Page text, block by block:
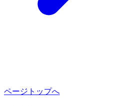
ページトップへ